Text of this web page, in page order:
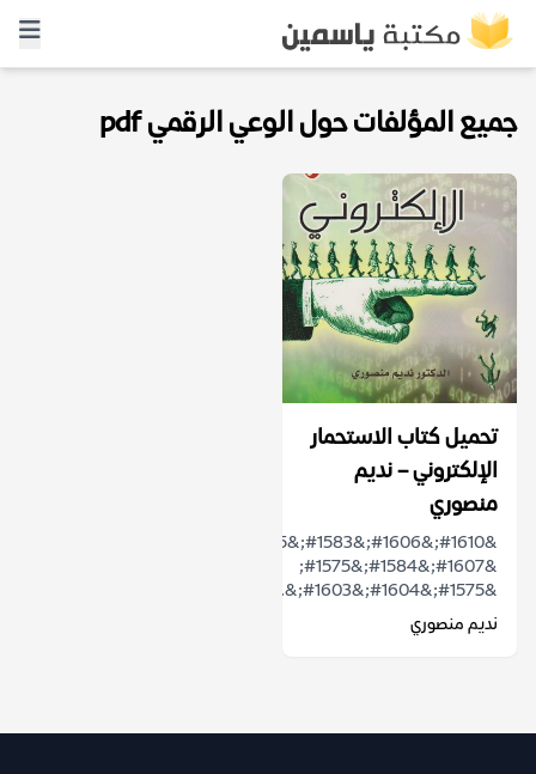
جميع المؤلفات حول الوعي الرقمي pdf
تحميل كتاب الاستحمار
الإلكتروني – نديم
منصوري
&#1607;&#1584;&#1575;
&#1575;&#1604;&#1603;&...
نديم منصوري